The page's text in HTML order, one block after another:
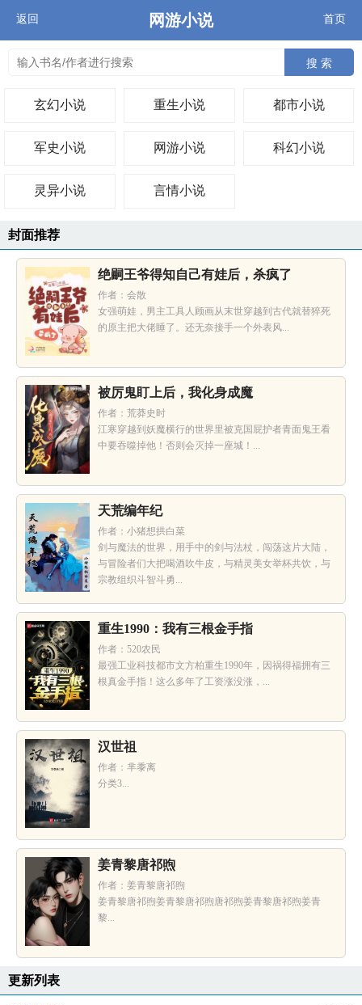
返回 网游小说 首页
搜 索
玄幻小说 重生小说 都市小说
军史小说 网游小说 科幻小说
灵异小说 言情小说
封面推荐
绝嗣王爷得知自己有娃后，杀疯了
作者：会散
女强萌娃，男主工具人顾画从末世穿越到古代就替猝死
的原主把大佬睡了。还无奈接手一个外表风...
被厉鬼盯上后，我化身成魔
作者：荒莽史时
江寒穿越到妖魔横行的世界里被克国屁护者青面鬼王看
中要吞噬掉他！否则会灭掉一座城！...
天荒编年纪
作者：小猪想拱白菜
剑与魔法的世界，用手中的剑与法杖，闯荡这片大陆，
与冒险者们大把喝酒吹牛皮，与精灵美女举杯共饮，与
宗教组织斗智斗勇...
重生1990：我有三根金手指
作者：520农民
最强工业科技都市文方柏重生1990年，因祸得福拥有三
根真金手指！这么多年了工资涨没涨，...
汉世祖
作者：芈黍离
分类3...
姜青黎唐祁煦
作者：姜青黎唐祁煦
姜青黎唐祁煦姜青黎唐祁煦唐祁煦姜青黎唐祁煦姜青
黎...
更新列表